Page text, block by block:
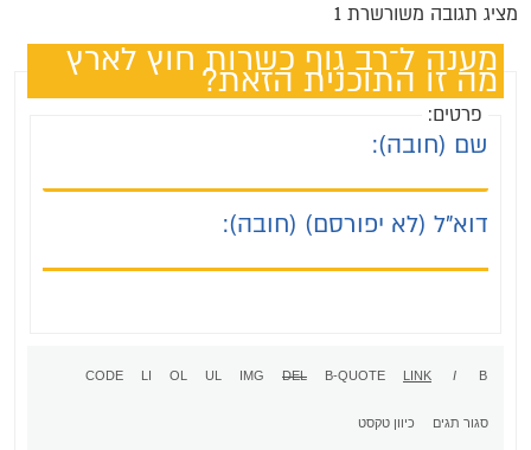
מציג תגובה משורשרת 1
מענה ל־רב גוף כשרות חוץ לארץ
מה זו התוכנית הזאת?
פרטים:
שם (חובה):
דוא"ל (לא יפורסם) (חובה):